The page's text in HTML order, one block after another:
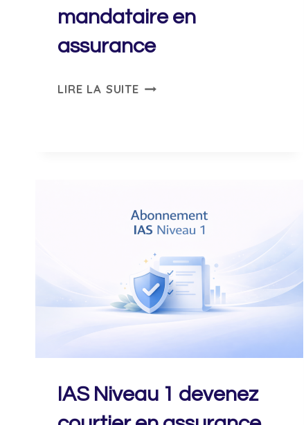
mandataire en
assurance
LIRE LA SUITEIAS
ASSURANCE
IAS Niveau 1 devenez